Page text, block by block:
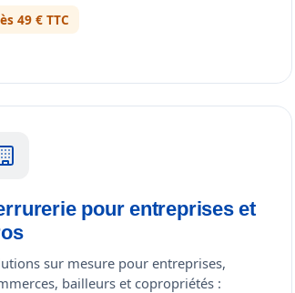
49 € TTC
pour entreprises et
sur mesure pour entreprises,
bailleurs et copropriétés :